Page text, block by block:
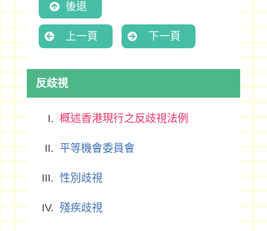
後退
上一頁 下一頁
反歧視
概述香港現行之反歧視法例
平等機會委員會
性別歧視
殘疾歧視